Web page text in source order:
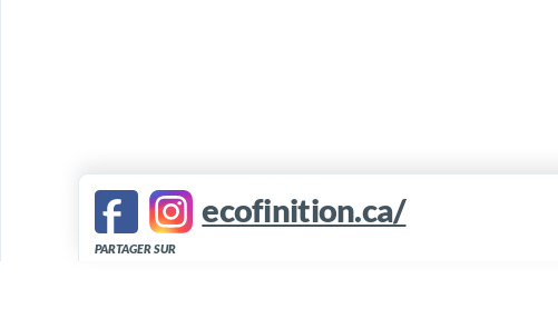
ecofinition.ca/
PARTAGER SUR